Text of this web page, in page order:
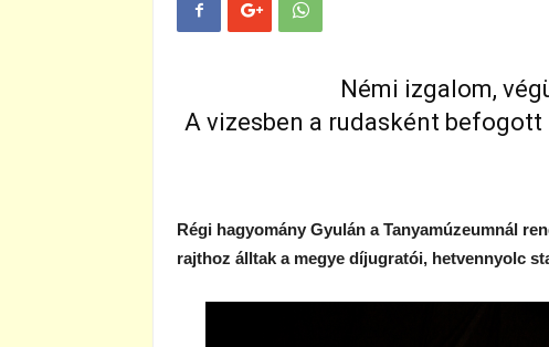
Némi izgalom,
A vizesben a rudasként
Régi hagyomány Gyulán a Tanyamúzeumnál
rajthoz álltak a megye díjugratói, hetvennyolc